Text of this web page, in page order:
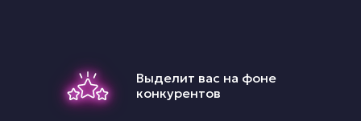
Выделит вас на фоне
конкурентов